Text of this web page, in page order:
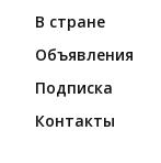
В стране
Объявления
Подписка
Контакты